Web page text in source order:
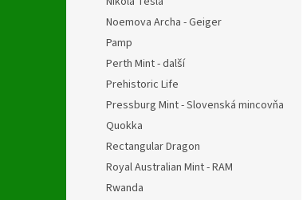
Noemova Archa - Geiger
Pamp
Perth Mint - další
Prehistoric Life
Pressburg Mint - Slovenská mincovňa
Quokka
Rectangular Dragon
Royal Australian Mint - RAM
Rwanda